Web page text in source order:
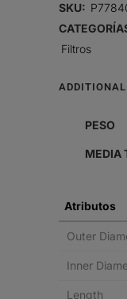
SEGURIDAD
SKU:
Filtros
PESO
MEDIA
Atributos
Outer
Inner
Length